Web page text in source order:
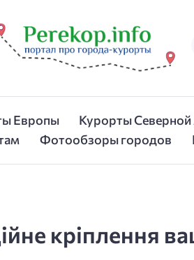
Европы Курорты
Фотообзоры городов
кріплення